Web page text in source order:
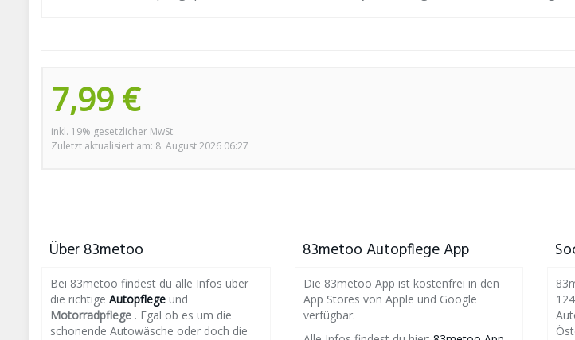
7,99 €
inkl. 19% gesetzlicher MwSt.
Zuletzt aktualisiert am: 8. August 2026 06:27
Über 83metoo
Bei 83metoo findest du alle Infos über
die richtige Autopflege und
Motorradpflege . Egal ob es um die
schonende Autowäsche oder doch die
83metoo Autopflege App
Die 83metoo App ist kostenfrei in den
App Stores von Apple und Google
verfügbar.